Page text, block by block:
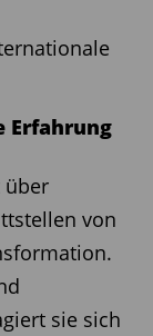
Erfahrung
über
von
sie sich